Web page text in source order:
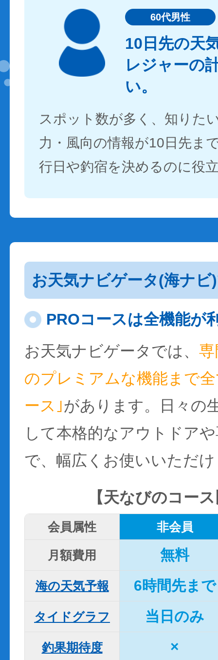
60代男性
10日先の天
レジャーの
い。
スポット数が多く、知りた
力・風向の情報が10日先ま
行日や釣宿を決めるのに役
お天気ナビゲータ(海ナビ
PROコースは全機能が
お天気ナビゲータでは、
のプレミアムな機能まで
ース｣があります。日々の
して本格的なアウトドア
で、幅広くお使いいただ
【天なびのコー
会員属性 非会員
月額費用 無料
海の天気予報 6時間先まで
タイドグラフ 当日のみ
釣果期待度 ×